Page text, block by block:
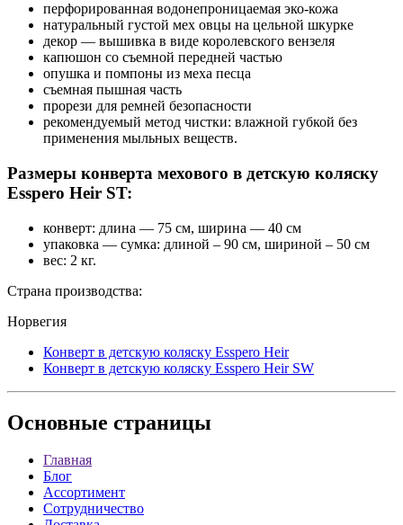
перфорированная водонепроницаемая эко-кожа
натуральный густой мех овцы на цельной шкурке
декор — вышивка в виде королевского вензеля
капюшон со съемной передней частью
опушка и помпоны из меха песца
съемная пышная часть
прорези для ремней безопасности
рекомендуемый метод чистки: влажной губкой без
применения мыльных веществ.
Размеры конверта мехового в детскую коляску
Esspero Heir ST:
конверт: длина — 75 см, ширина — 40 см
упаковка — сумка: длиной – 90 см, шириной – 50 см
вес: 2 кг.
Страна производства:
Норвегия
Конверт в детскую коляску Esspero Heir
Конверт в детскую коляску Esspero Heir SW
Основные страницы
Главная
Блог
Ассортимент
Сотрудничество